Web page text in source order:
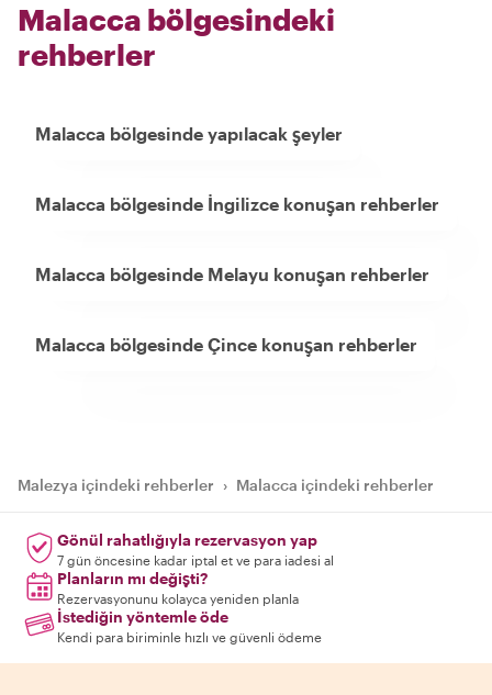
Malacca bölgesindeki
rehberler
Malacca bölgesinde yapılacak şeyler
Malacca bölgesinde İngilizce konuşan rehberler
Malacca bölgesinde Melayu konuşan rehberler
Malacca bölgesinde Çince konuşan rehberler
Malezya içindeki rehberler › Malacca içindeki rehberler
Gönül rahatlığıyla rezervasyon yap
7 gün öncesine kadar iptal et ve para iadesi al
Planların mı değişti?
Rezervasyonunu kolayca yeniden planla
İstediğin yöntemle öde
Kendi para biriminle hızlı ve güvenli ödeme